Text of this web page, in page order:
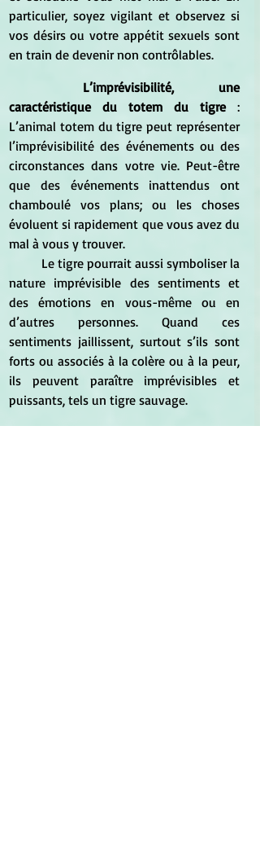
particulier, soyez vigilant et observez si
vos désirs ou votre appétit sexuels sont
en train de devenir non contrôlables.
L’imprévisibilité, une
caractéristique du totem du tigre :
L’animal totem du tigre peut représenter
l’imprévisibilité des événements ou des
circonstances dans votre vie. Peut-être
que des événements inattendus ont
chamboulé vos plans; ou les choses
évoluent si rapidement que vous avez du
mal à vous y trouver.
nature imprévisible des sentiments et
des émotions en vous-même ou en
d’autres personnes. Quand ces
sentiments jaillissent, surtout s’ils sont
forts ou associés à la colère ou à la peur,
ils peuvent paraître imprévisibles et
puissants, tels un tigre sauvage.